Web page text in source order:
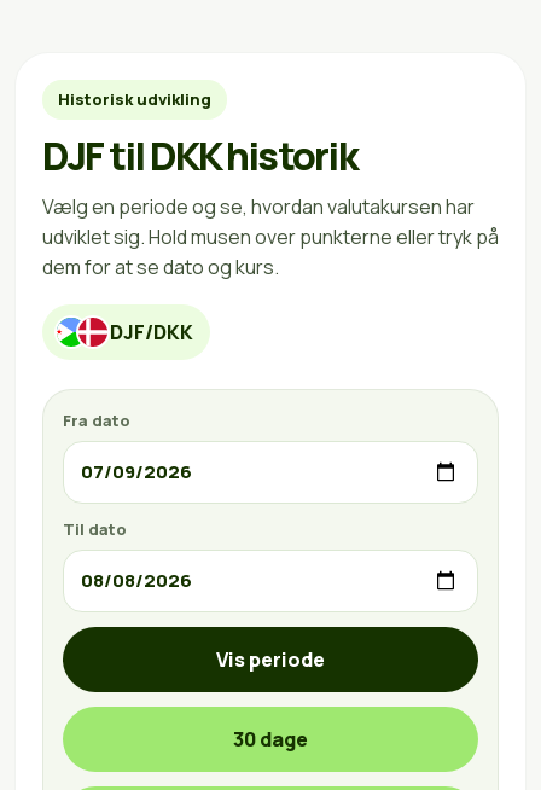
Historisk udvikling
DJF til DKK historik
Vælg en periode og se, hvordan valutakursen har
udviklet sig. Hold musen over punkterne eller tryk på
dem for at se dato og kurs.
DJF/DKK
Fra dato
Til dato
Vis periode
30 dage